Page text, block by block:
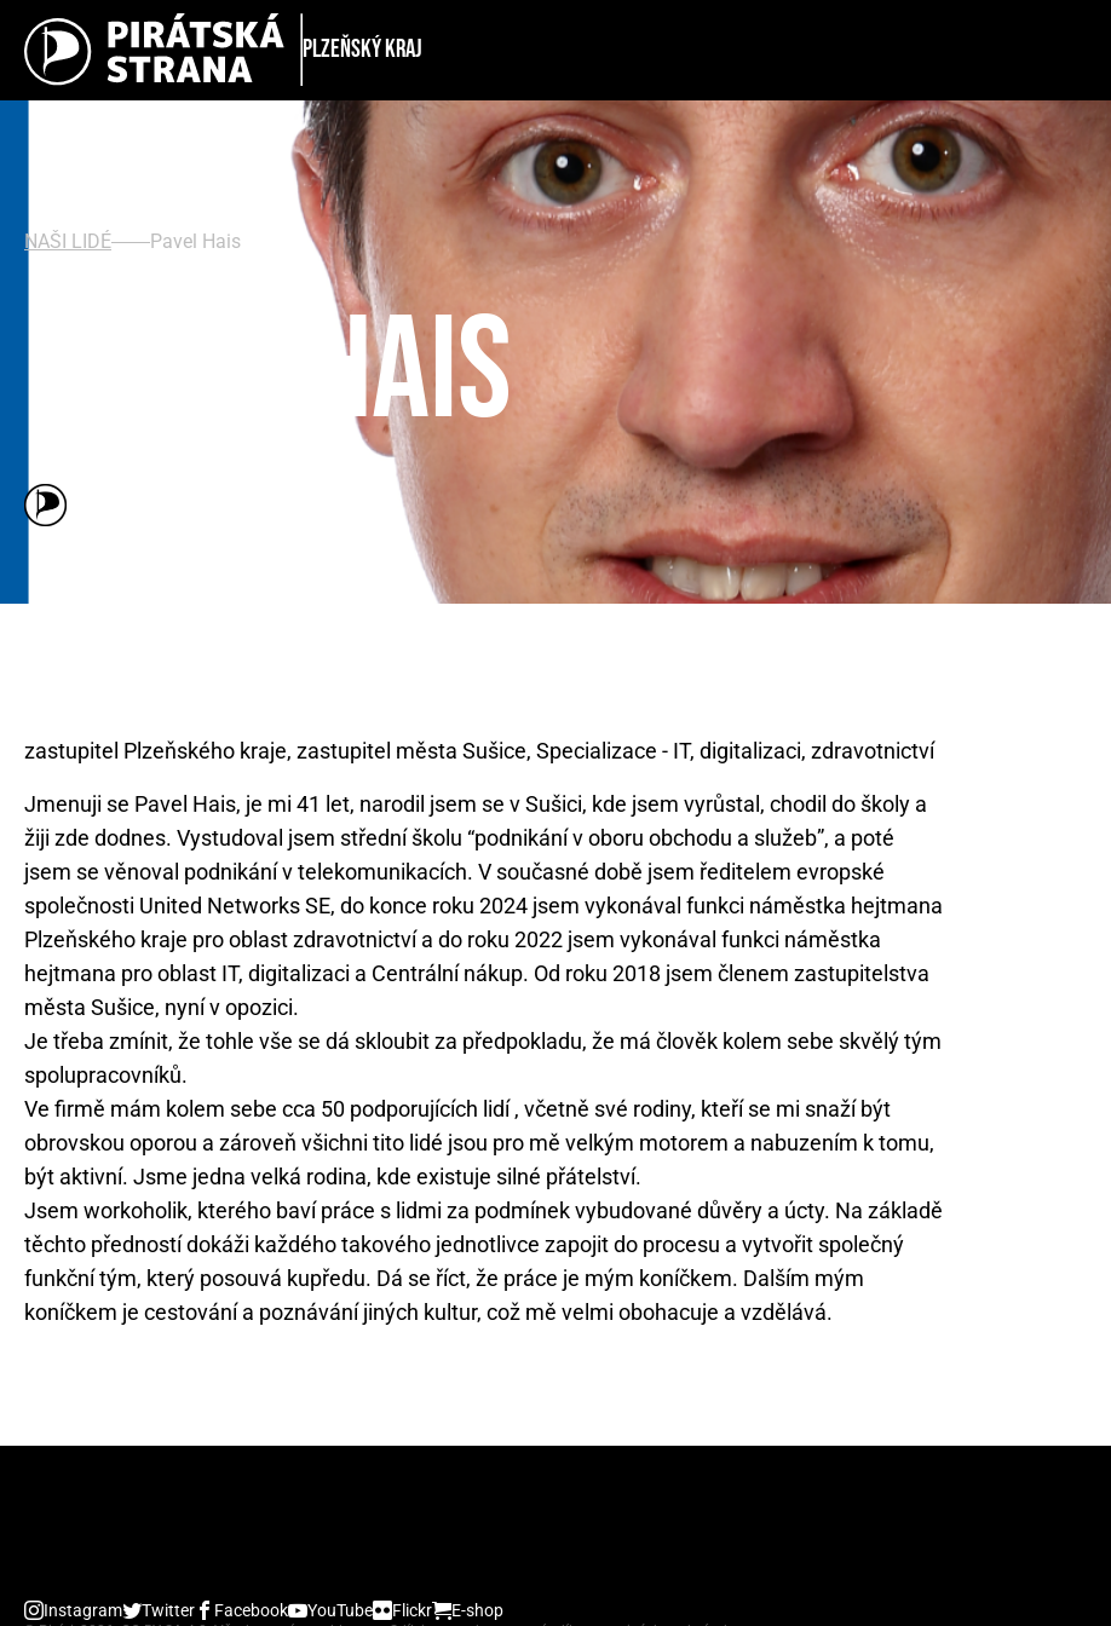
Plzeňský kraj
NAŠI LIDÉ Pavel Hais
Pavel Hais
Jmenuji se Pavel Hais, je mi 41 let, narodil jsem se v Sušici, kde jsem vyrůstal, chodil do školy a
žiji zde dodnes. Vystudoval jsem střední školu “podnikání v oboru obchodu a služeb”, a poté
jsem se věnoval podnikání v telekomunikacích. V současné době jsem ředitelem evropské
společnosti United Networks SE, do konce roku 2024 jsem vykonával funkci náměstka hejtmana
Plzeňského kraje pro oblast zdravotnictví a do roku 2022 jsem vykonával funkci náměstka
hejtmana pro oblast IT, digitalizaci a Centrální nákup. Od roku 2018 jsem členem zastupitelstva
města Sušice, nyní v opozici.
Je třeba zmínit, že tohle vše se dá skloubit za předpokladu, že má člověk kolem sebe skvělý tým
spolupracovníků.
Ve firmě mám kolem sebe cca 50 podporujících lidí , včetně své rodiny, kteří se mi snaží být
obrovskou oporou a zároveň všichni tito lidé jsou pro mě velkým motorem a nabuzením k tomu,
být aktivní. Jsme jedna velká rodina, kde existuje silné přátelství.
Jsem workoholik, kterého baví práce s lidmi za podmínek vybudované důvěry a úcty. Na základě
těchto předností dokáži každého takového jednotlivce zapojit do procesu a vytvořit společný
funkční tým, který posouvá kupředu. Dá se říct, že práce je mým koníčkem. Dalším mým
koníčkem je cestování a poznávání jiných kultur, což mě velmi obohacuje a vzdělává.
Instagram Twitter Facebook YouTube Flickr E-shop